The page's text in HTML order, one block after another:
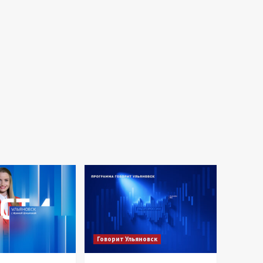
Говорит Ульяновск